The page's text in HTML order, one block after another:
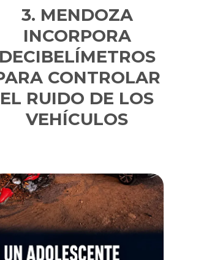
MENDOZA
INCORPORA
DECIBELÍMETROS
CONTROLAR
EL RUIDO DE LOS
VEHÍCULOS